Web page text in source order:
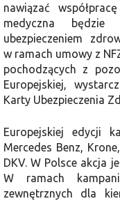
nawiązać
medyczna
ubezpieczeniem
w ramach umowy z
pochodzących z
Europejskiej,
Karty Ubezpieczenia
Europejskiej edycji
Mercedes Benz,
DKV. W Polsce akcja
W ramach
zewnętrznych dla